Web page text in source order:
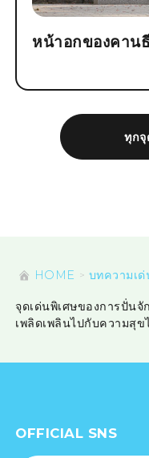
ทุก
หน้าอกของคานธี
HOME บทความเด่
จุดเด่นพิเศษของการปั่น
เพลิดเพลินไปกับความสุข
OFFICIAL SNS